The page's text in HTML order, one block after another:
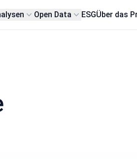
Open Data ESGÜber das